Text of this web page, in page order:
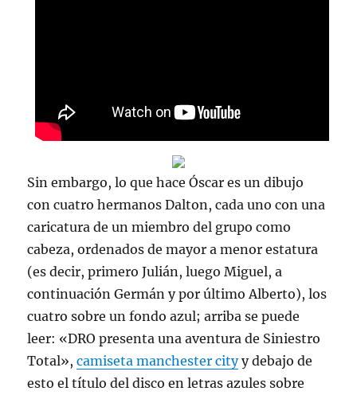
Sin embargo, lo que hace Óscar es un dibujo
con cuatro hermanos Dalton, cada uno con una
caricatura de un miembro del grupo como
cabeza, ordenados de mayor a menor estatura
(es decir, primero Julián, luego Miguel, a
continuación Germán y por último Alberto), los
cuatro sobre un fondo azul; arriba se puede
leer: «DRO presenta una aventura de Siniestro
Total»,camiseta manchester cityy debajo de
esto el título del disco en letras azules sobre